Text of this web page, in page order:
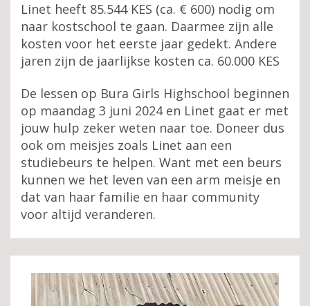
Linet heeft 85.544 KES (ca. € 600) nodig om
naar kostschool te gaan. Daarmee zijn alle
kosten voor het eerste jaar gedekt. Andere
jaren zijn de jaarlijkse kosten ca. 60.000 KES
De lessen op Bura Girls Highschool beginnen
op maandag 3 juni 2024 en Linet gaat er met
jouw hulp zeker weten naar toe. Doneer dus
ook om meisjes zoals Linet aan een
studiebeurs te helpen. Want met een beurs
kunnen we het leven van een arm meisje en
dat van haar familie en haar community
voor altijd veranderen.